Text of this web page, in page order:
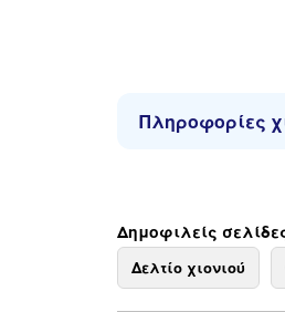
Πληροφορίες
Δημοφιλείς
Δελτίο χιονιού